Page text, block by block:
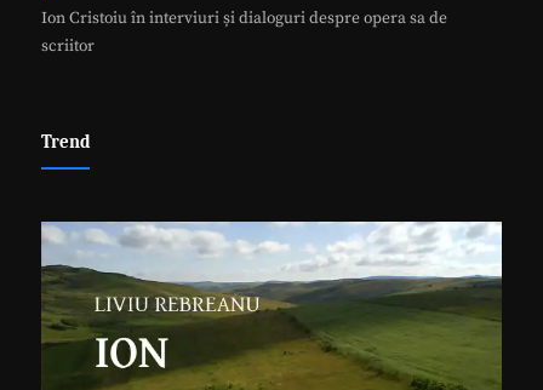
Ion Cristoiu în interviuri și dialoguri despre opera sa de
scriitor
Trend